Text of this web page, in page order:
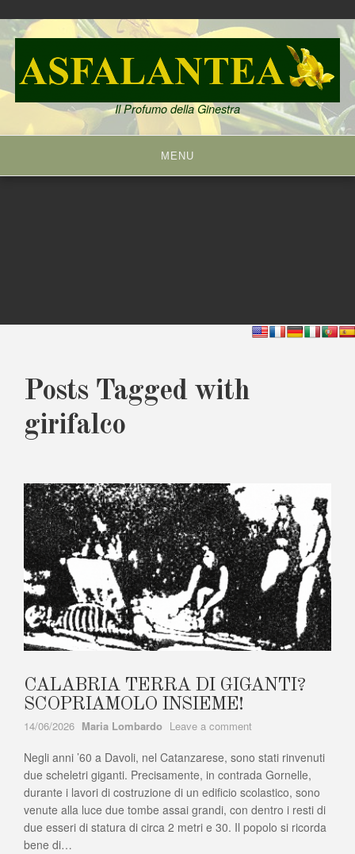
Skip
to
content
Il Profumo della Ginestra
MENU
Posts Tagged with
girifalco
CALABRIA TERRA DI GIGANTI?
SCOPRIAMOLO INSIEME!
14/06/2026 Author
Maria Lombardo Leave a comment
TERRA
DI
GIGANTI?
SCOPRIAMOLO
INSIEME!
Negli anni ’60 a Davoli, nel Catanzarese, sono stati rinvenuti
due scheletri giganti. Precisamente, in contrada Gornelle,
durante i lavori di costruzione di un edificio scolastico, sono
venute alla luce due tombe assai grandi, con dentro i resti di
due esseri di statura di circa 2 metri e 30. Il popolo si ricorda
bene di…